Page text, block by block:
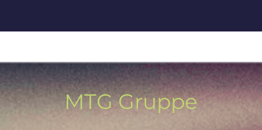
MTG Gruppe